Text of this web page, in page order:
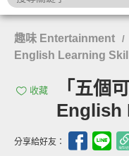
趣味 Entertainment /
English Learning
收藏
「五個
English
分享給好友：